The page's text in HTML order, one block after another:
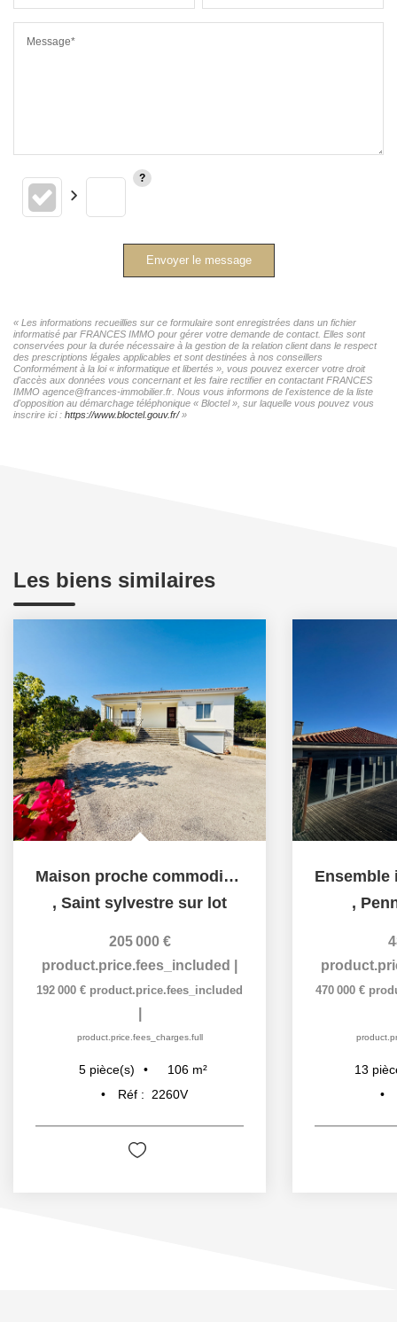
Message*
Envoyer le message
« Les informations recueillies sur ce formulaire sont enregistrées dans un fichier
informatisé par FRANCES IMMO pour gérer votre demande de contact. Elles sont
conservées pour la durée nécessaire à la gestion de la relation client dans le respect
des prescriptions légales applicables et sont destinées à nos conseillers
Conformément à la loi « informatique et libertés », vous pouvez exercer votre droit
d'accès aux données vous concernant et les faire rectifier en contactant FRANCES
IMMO agence@frances-immobilier.fr. Nous vous informons de l'existence de la liste
d'opposition au démarchage téléphonique « Bloctel », sur laquelle vous pouvez vous
inscrire ici : https://www.bloctel.gouv.fr/»
Les biens similaires
Maison proche commodités à pied
, Saint sylvestre sur lot
205 000 €
product.price.fees_included
192 000 € product.price.fees_included
product.price.fees_charges.full
5 pièce(s) 106 m²
Réf :
2260V
,
470 000 €
13